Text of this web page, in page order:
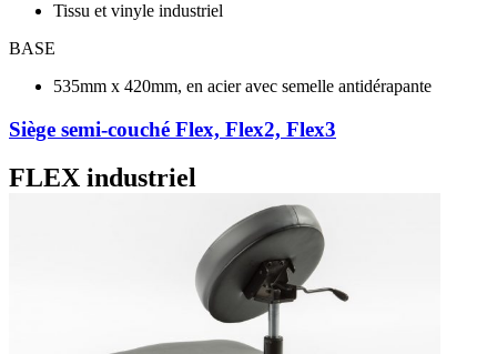
Tissu et vinyle industriel
BASE
535mm x 420mm, en acier avec semelle antidérapante
Siège semi-couché Flex, Flex2, Flex3
FLEX industriel